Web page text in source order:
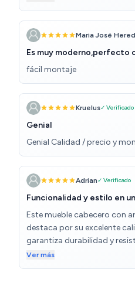
días Recomendable: máster
antiguas, ingeniero
montadores aeroespaciales.
Maria José
Es muy moderno,perfecto
fácil montaje
Kruelus✓ Verificado
Genial
Genial Calidad / precio y
Adrian✓ Verificado
Funcionalidad y estilo en
Este mueble cabecero con
destaca por su excelente
garantiza durabilidad y
es muy sencillo, con
armarlo sea rápido y sin
Ver más